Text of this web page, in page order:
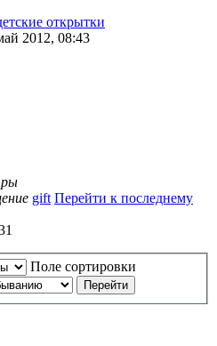
открытки
2012, 08:43
gift Перейти к последнему
Поле сортировки